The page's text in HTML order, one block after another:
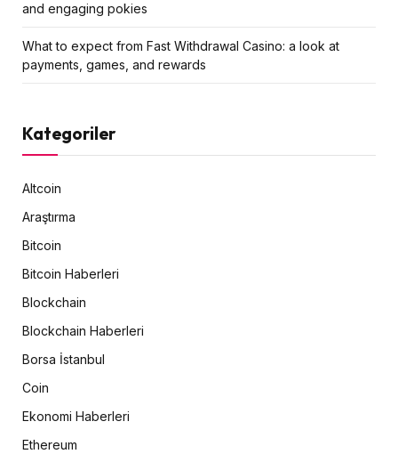
and engaging pokies
What to expect from Fast Withdrawal Casino: a look at
payments, games, and rewards
Kategoriler
Altcoin
Araştırma
Bitcoin
Bitcoin Haberleri
Blockchain
Blockchain Haberleri
Borsa İstanbul
Coin
Ekonomi Haberleri
Ethereum